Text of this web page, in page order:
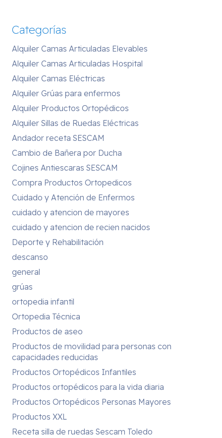
Categorías
Alquiler Camas Articuladas Elevables
Alquiler Camas Articuladas Hospital
Alquiler Camas Eléctricas
Alquiler Grúas para enfermos
Alquiler Productos Ortopédicos
Alquiler Sillas de Ruedas Eléctricas
Andador receta SESCAM
Cambio de Bañera por Ducha
Cojines Antiescaras SESCAM
Compra Productos Ortopedicos
Cuidado y Atención de Enfermos
cuidado y atencion de mayores
cuidado y atencion de recien nacidos
Deporte y Rehabilitación
descanso
general
grúas
ortopedia infantil
Ortopedia Técnica
Productos de aseo
Productos de movilidad para personas con
capacidades reducidas
Productos Ortopédicos Infantiles
Productos ortopédicos para la vida diaria
Productos Ortopédicos Personas Mayores
Productos XXL
Receta silla de ruedas Sescam Toledo